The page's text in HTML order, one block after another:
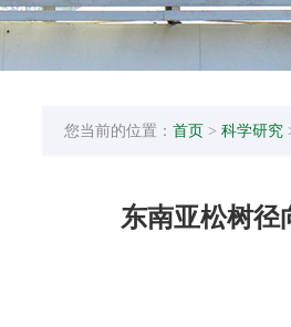
您当前的位置： 首页 > 科学研究
东南亚松树径